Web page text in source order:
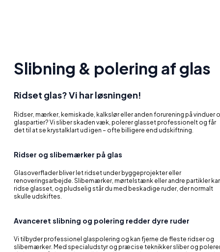
Slibning & polering af glas
Ridset glas? Vi har løsningen!
Ridser, mærker, kemiskade, kalkslør eller anden forurening på vinduer
glaspartier? Vi sliber skaden væk, polerer glasset professionelt og får
det til at se krystalklart ud igen – ofte billigere end udskiftning.
Ridser og slibemærker på glas
Glasoverflader bliver let ridset under byggeprojekter eller
renoveringsarbejde. Slibemærker, mørtelstænk eller andre partikler
ridse glasset, og pludselig står du med beskadige ruder, der normalt
skulle udskiftes.
Avanceret slibning og polering redder dyre ruder
Vi tilbyder professionel glaspolering og kan fjerne de fleste ridser og
slibemærker. Med specialudstyr og præcise teknikker sliber og